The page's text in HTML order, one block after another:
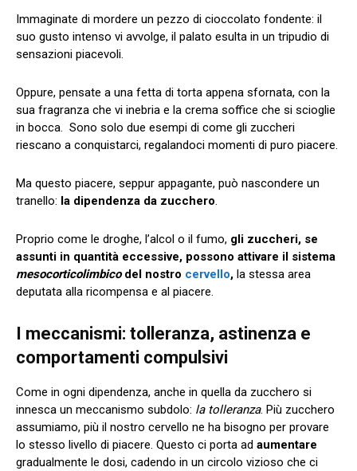
Immaginate di mordere un pezzo di cioccolato fondente: il
suo gusto intenso vi avvolge, il palato esulta in un tripudio di
sensazioni piacevoli.
Oppure, pensate a una fetta di torta appena sfornata, con la
sua fragranza che vi inebria e la crema soffice che si scioglie
in bocca. Sono solo due esempi di come gli zuccheri
riescano a conquistarci, regalandoci momenti di puro piacere.
Ma questo piacere, seppur appagante, può nascondere un
tranello: la dipendenza da zucchero.
Proprio come le droghe, l’alcol o il fumo, gli zuccheri, se
assunti in quantità eccessive, possono attivare il sistema
mesocorticolimbicodel nostro cervello, la stessa area
deputata alla ricompensa e al piacere.
I meccanismi: tolleranza, astinenza e
comportamenti compulsivi
Come in ogni dipendenza, anche in quella da zucchero si
innesca un meccanismo subdolo: la tolleranza. Più zucchero
assumiamo, più il nostro cervello ne ha bisogno per provare
lo stesso livello di piacere. Questo ci porta ad aumentare
gradualmente le dosi, cadendo in un circolo vizioso che ci